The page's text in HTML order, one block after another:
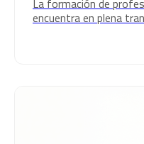
La formación de
encuentra en plena